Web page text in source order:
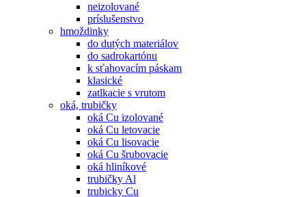
neizolované
príslušenstvo
hmoždinky
do dutých materiálov
do sadrokartónu
k sťahovacím páskam
klasické
zatlkacie s vrutom
oká, trubičky
oká Cu izolované
oká Cu letovacie
oká Cu lisovacie
oká Cu šrubovacie
oká hliníkové
trubičky Al
trubicky Cu